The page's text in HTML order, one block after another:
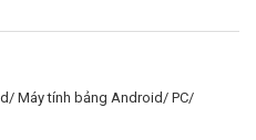
Máy tính bảng Android/ PC/